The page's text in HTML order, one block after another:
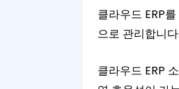
클라우드 ERP
으로 관리합니
클라우드 ERP